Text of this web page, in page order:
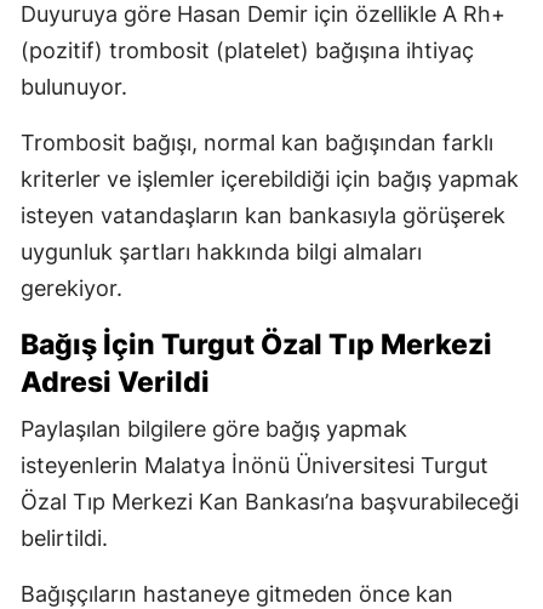
Duyuruya göre Hasan Demir için özellikle A Rh+
(pozitif) trombosit (platelet) bağışına ihtiyaç
bulunuyor.
Trombosit bağışı, normal kan bağışından farklı
kriterler ve işlemler içerebildiği için bağış yapmak
isteyen vatandaşların kan bankasıyla görüşerek
uygunluk şartları hakkında bilgi almaları
gerekiyor.
Bağış İçin Turgut Özal Tıp Merkezi
Adresi Verildi
Paylaşılan bilgilere göre bağış yapmak
isteyenlerin Malatya İnönü Üniversitesi Turgut
Özal Tıp Merkezi Kan Bankası’na başvurabileceği
belirtildi.
Bağışçıların hastaneye gitmeden önce kan